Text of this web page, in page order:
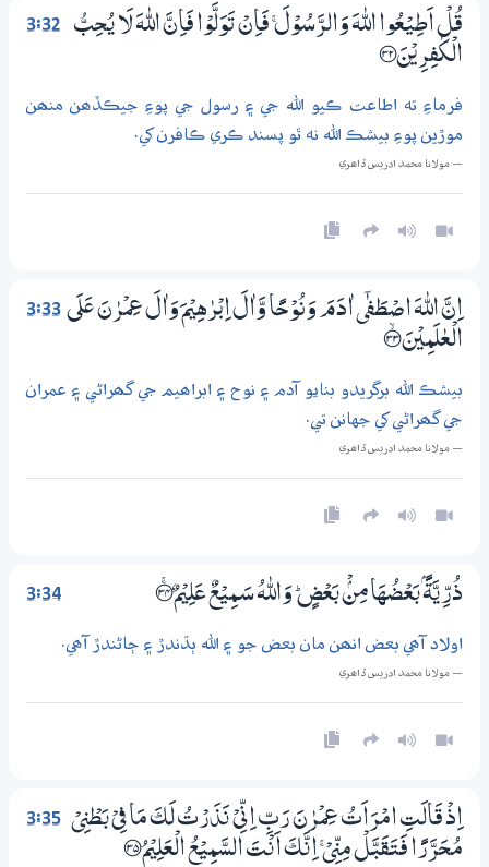
3:32
قُلْ اَطِيْعُوا اللّٰهَ وَالرَّسُوْلَ ۚ فَاِنْ تَوَلَّوْا فَاِنَّ اللّٰهَ لَا يُـحِبُّ
الْكٰفِرِيْنَ ؀32
فرماءِ ته اطاعت ڪيو الله جي ۽ رسول جي پوءِ جيڪڏھن منھن
موڙين پوءِ بيشڪ الله نه ٿو پسند ڪري ڪافرن کي.
— مولانا محمد ادريس ڏاھري
3:33 اِنَّ اللّٰهَ اصْطَفٰٓي اٰدَمَ وَنُوْحًا وَّاٰلَ اِبْرٰهِيْمَ وَاٰلَ عِمْرٰنَ عَلَي
الْعٰلَمِيْنَ ؀ۙ33
بيشڪ الله برگريدو بنايو آدم ۽ نوح ۽ ابراھيم جي گھراڻي ۽ عمران
جي گھراڻي کي جهانن تي.
— مولانا محمد ادريس ڏاھري
3:34 ذُرِّيَّةًۢ بَعْضُهَا مِنْۢ بَعْضٍ ۭ وَاللّٰهُ سَـمِيْعٌ عَلِيْمٌ ؀ۚ34
اولاد آھي بعض انھن مان بعض جو ۽ الله ٻڌندڙ ۽ ڄاڻندڙ آھي.
— مولانا محمد ادريس ڏاھري
3:35
اِذْ قَالَتِ امْرَاَتُ عِمْرٰنَ رَبِّ اِنِّىْ نَذَرْتُ لَكَ مَا فِيْ بَطْنِىْ
مُـحَرَّرًا فَتَقَبَّلْ مِنِّىْ ۚ اِنَّكَ اَنْتَ السَّمِيْعُ الْعَلِيْمُ ؀35